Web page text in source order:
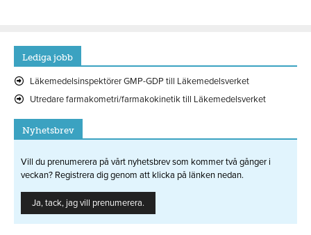
Lediga jobb
Läkemedelsinspektörer GMP-GDP till Läkemedelsverket
Utredare farmakometri/farmakokinetik till Läkemedelsverket
Nyhetsbrev
Vill du prenumerera på vårt nyhetsbrev som kommer två gånger i
veckan? Registrera dig genom att klicka på länken nedan.
Ja, tack, jag vill prenumerera.